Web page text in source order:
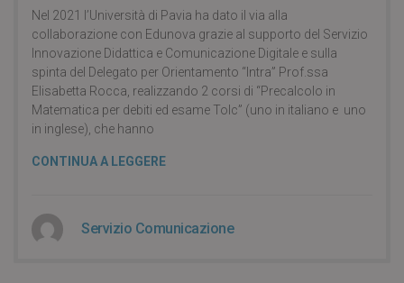
Nel 2021 l’Università di Pavia ha dato il via alla
collaborazione con Edunova grazie al supporto del Servizio
Innovazione Didattica e Comunicazione Digitale e sulla
spinta del Delegato per Orientamento “Intra” Prof.ssa
Elisabetta Rocca, realizzando 2 corsi di “Precalcolo in
Matematica per debiti ed esame Tolc” (uno in italiano e uno
in inglese), che hanno
CONTINUA A LEGGERE
Servizio Comunicazione